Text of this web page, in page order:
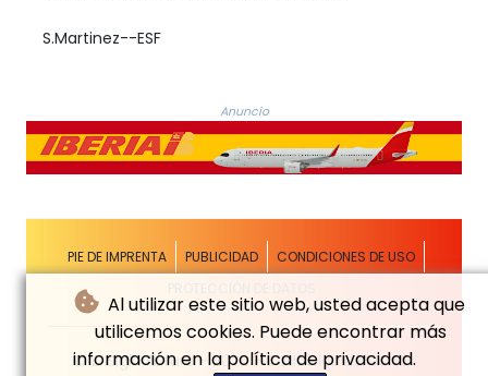
Al utilizar este sitio web, usted acepta que
utilicemos cookies. Puede encontrar más
información en la política de privacidad.
S.Martinez--ESF
Anuncio
PIE DE IMPRENTA PUBLICIDAD
CONDICIONES DE USO
© El Siglo Futuro - 2026 - Todos los derechos